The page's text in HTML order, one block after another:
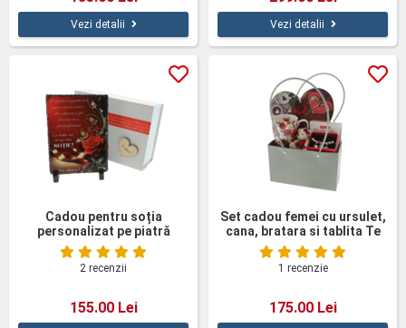
Vezi detalii Vezi detalii
Cadou pentru soția
personalizat pe piatră
naturală
2 recenzii
155.00 Lei
Set cadou femei cu ursulet,
cana, bratara si tablita Te
iubesc
1 recenzie
175.00 Lei